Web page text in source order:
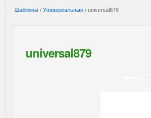
Шаблоны / Универсальные / universal879
universal879